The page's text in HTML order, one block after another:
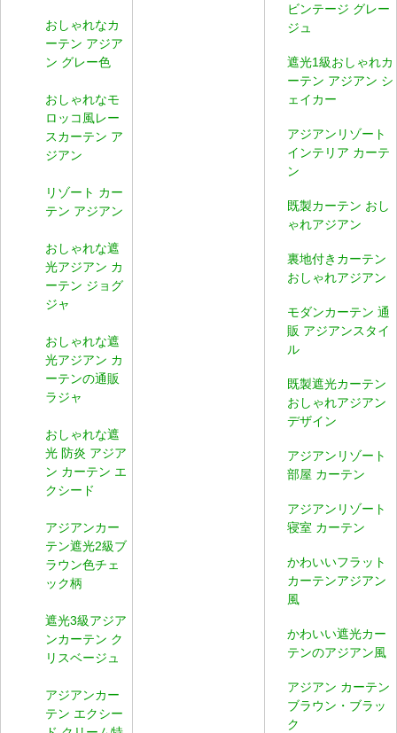
おしゃれなカ
ーテン アジア
ン グレー色
おしゃれなモ
ロッコ風レー
スカーテン ア
ジアン
リゾート カー
テン アジアン
おしゃれな遮
光アジアン カ
ーテン ジョグ
ジャ
おしゃれな遮
光アジアン カ
ーテンの通販
ラジャ
おしゃれな遮
光 防炎 アジア
ン カーテン エ
クシード
アジアンカー
テン遮光2級ブ
ラウン色チェ
ック柄
遮光3級アジア
ンカーテン ク
リスベージュ
アジアンカー
テン エクシー
ビンテージ グレー
ジュ
遮光1級おしゃれカ
ーテン アジアン シ
ェイカー
アジアンリゾート
インテリア カーテ
ン
既製カーテン おし
ゃれアジアン
裏地付きカーテン
おしゃれアジアン
モダンカーテン 通
販 アジアンスタイ
ル
既製遮光カーテン
おしゃれアジアン
デザイン
アジアンリゾート
部屋 カーテン
アジアンリゾート
寝室 カーテン
かわいいフラット
カーテンアジアン
風
かわいい遮光カー
テンのアジアン風
アジアン カーテン
ブラウン・ブラッ
ク